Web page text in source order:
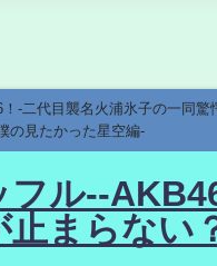
-二代目襲名火浦氷子の一同
の見たかった星空編-
フル--
止まらない